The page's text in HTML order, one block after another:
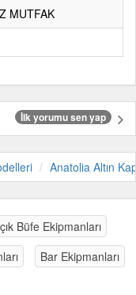
MUTFAK
İlk yorumu sen yap
Anatolia Altın
Büfe Ekipmanları
Bar Ekipmanları